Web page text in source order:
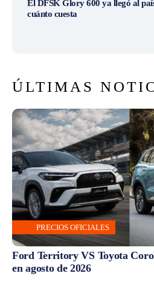
El DFSK Glory 600 ya llegó al
cuánto cuesta
ÚLTIMAS
PRECIOS OFICIALES
Ford Territory VS Toyota
en agosto de 2026